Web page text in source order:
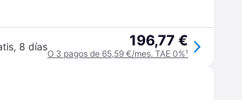
, 8 días 196,77 €
O 3 pagos de 65,59 €/mes. TAE 0%¹